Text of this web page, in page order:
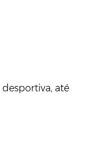
desportiva, até